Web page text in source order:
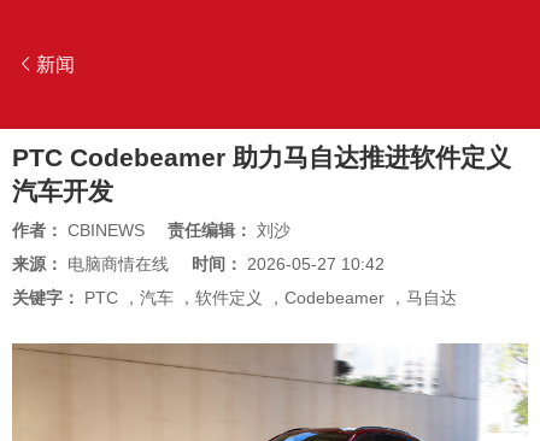
新闻
PTC Codebeamer 助力马自达推进软件定义
汽车开发
作者： CBINEWS 责任编辑： 刘沙
来源： 电脑商情在线 时间： 2026-05-27 10:42
关键字： PTC ， 汽车 ， 软件定义 ， Codebeamer ， 马自达